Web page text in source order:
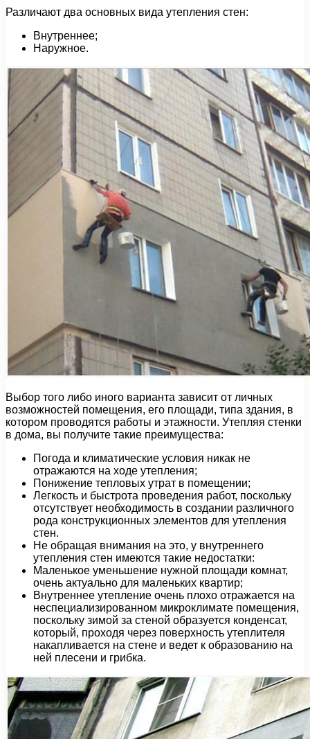
Различают два основных вида утепления стен:
Внутреннее;
Наружное.
Выбор того либо иного варианта зависит от личных
возможностей помещения, его площади, типа здания, в
котором проводятся работы и этажности. Утепляя стенки
в дома, вы получите такие преимущества:
Погода и климатические условия никак не
отражаются на ходе утепления;
Понижение тепловых утрат в помещении;
Легкость и быстрота проведения работ, поскольку
отсутствует необходимость в создании различного
рода конструкционных элементов для утепления
стен.
Не обращая внимания на это, у внутреннего
утепления стен имеются такие недостатки:
Маленькое уменьшение нужной площади комнат,
очень актуально для маленьких квартир;
Внутреннее утепление очень плохо отражается на
неспециализированном микроклимате помещения,
поскольку зимой за стеной образуется конденсат,
который, проходя через поверхность утеплителя
накапливается на стене и ведет к образованию на
ней плесени и грибка.